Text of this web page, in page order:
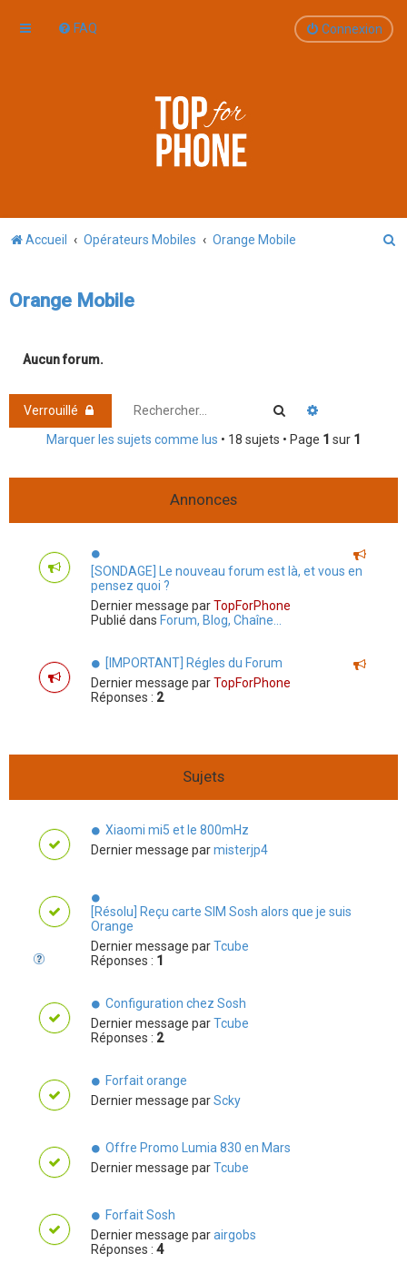
FAQ Connexion
Accueil Opérateurs Mobiles Orange Mobile
Orange Mobile
Aucun forum.
Verrouillé Rechercher
Marquer les sujets comme lus • 18 sujets • Page 1 sur 1
Annonces
[SONDAGE] Le nouveau forum est là, et vous en
pensez quoi ?
Dernier message parTopForPhone
Publié dans Forum, Blog, Chaîne...
[IMPORTANT] Régles du Forum
Dernier message parTopForPhone
Réponses : 2
Sujets
Xiaomi mi5 et le 800mHz
Dernier message parmisterjp4
[Résolu] Reçu carte SIM Sosh alors que je suis
Orange
Dernier message parTcube
Réponses : 1
Configuration chez Sosh
Dernier message parTcube
Réponses : 2
Forfait orange
Dernier message parScky
Offre Promo Lumia 830 en Mars
Dernier message parTcube
Forfait Sosh
Dernier message parairgobs
Réponses : 4